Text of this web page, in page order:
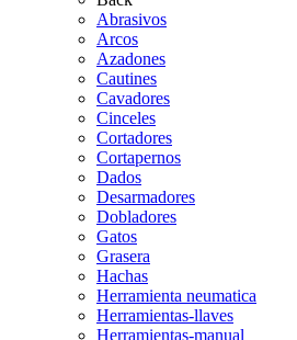
Abrasivos
Arcos
Azadones
Cautines
Cavadores
Cinceles
Cortadores
Cortapernos
Dados
Desarmadores
Dobladores
Gatos
Grasera
Hachas
Herramienta neumatica
Herramientas-llaves
Herramientas-manual